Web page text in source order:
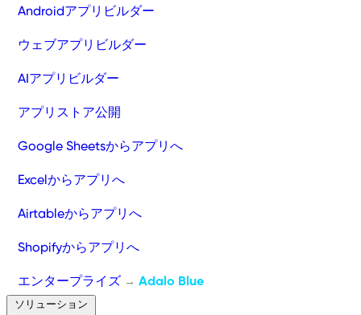
Androidアプリビルダー
ウェブアプリビルダー
AIアプリビルダー
アプリストア公開
Google Sheetsからアプリへ
Excelからアプリへ
Airtableからアプリへ
Shopifyからアプリへ
エンタープライズ → Adalo Blue